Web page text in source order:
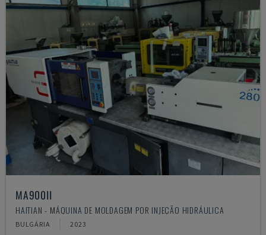
MA900ІІ
HAITIAN - MÁQUINA DE MOLDAGEM POR INJEÇÃO HIDRÁULICA
BULGÁRIA 2023